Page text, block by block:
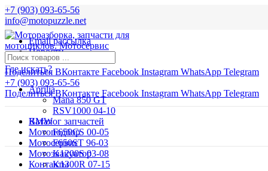
+7 (903) 093-65-56
info@motopuzzle.net
Email рассылка
Новости
Поделиться ВКонтакте Facebook Instagram WhatsApp Telegram
+7 (903) 093-65-56
Поделиться ВКонтакте Facebook Instagram WhatsApp Telegram
Где искать?
Aprilia
Mana 850 GT
RSV1000 04-10
BMW
F650CS 00-05
F650ST 96-03
K1200S 03-08
K1300R 07-15
Каталог запчастей
Мотоподбор
Мотосервис
Мотоэвакуатор
Контакты